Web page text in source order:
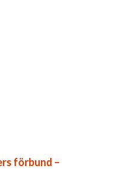
förbund –